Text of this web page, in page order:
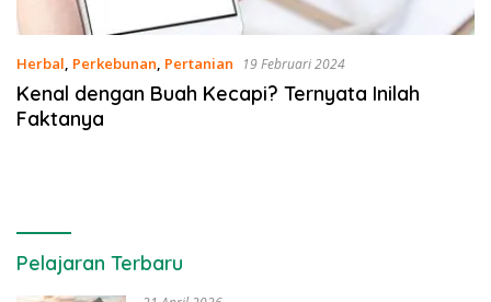
Herbal, Perkebunan, Pertanian 19 Februari 2024
Kenal dengan Buah Kecapi? Ternyata Inilah
Faktanya
Pelajaran Terbaru